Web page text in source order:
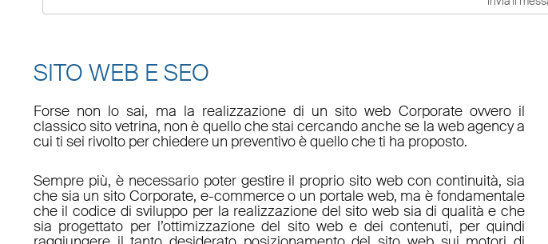
SITO WEB E SEO
Forse non lo sai, ma la realizzazione di un sito web Corporate ovvero il
classico sito vetrina, non è quello che stai cercando anche se la web agency a
cui ti sei rivolto per chiedere un preventivo è quello che ti ha proposto.
Sempre più, è necessario poter gestire il proprio sito web con continuità, sia
che sia un sito Corporate, e-commerce o un portale web, ma è fondamentale
che il codice di sviluppo per la realizzazione del sito web sia di qualità e che
sia progettato per l’ottimizzazione del sito web e dei contenuti, per quindi